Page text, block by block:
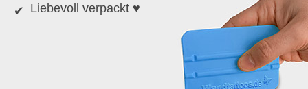
Liebevoll verpackt ♥